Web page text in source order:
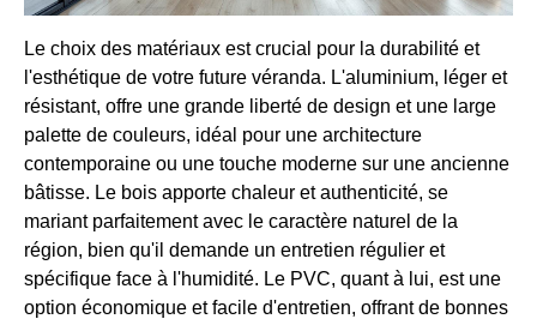
Le choix des matériaux est crucial pour la durabilité et
l'esthétique de votre future véranda. L'aluminium, léger et
résistant, offre une grande liberté de design et une large
palette de couleurs, idéal pour une architecture
contemporaine ou une touche moderne sur une ancienne
bâtisse. Le bois apporte chaleur et authenticité, se
mariant parfaitement avec le caractère naturel de la
région, bien qu'il demande un entretien régulier et
spécifique face à l'humidité. Le PVC, quant à lui, est une
option économique et facile d'entretien, offrant de bonnes